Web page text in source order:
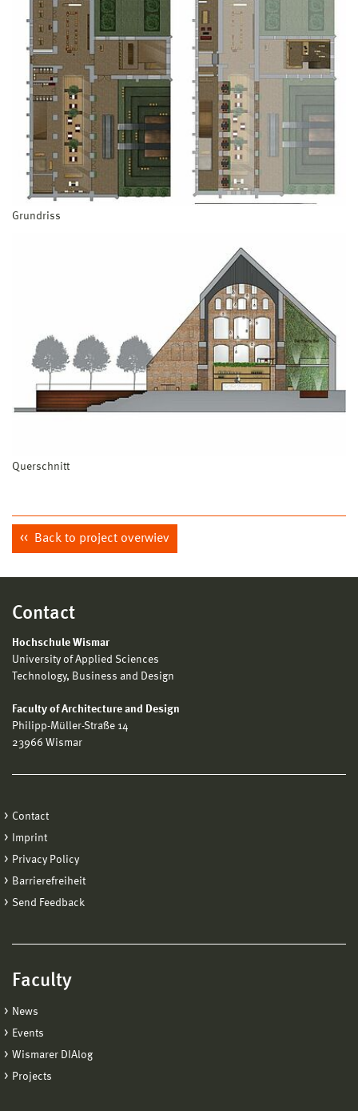
Grundriss
Querschnitt
Back to project overwiev
Contact
Hochschule Wismar
University of Applied Sciences
Technology, Business and Design
Faculty of Architecture and Design
Philipp-Müller-Straße 14
23966 Wismar
Contact
Imprint
Privacy Policy
Barrierefreiheit
Send Feedback
Faculty
News
Events
Wismarer DIAlog
Projects